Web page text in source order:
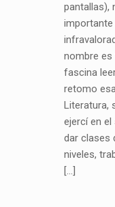
pantallas),
importante
nombre es
fascina
retomo
Literatura,
ejercí en
dar clases
niveles,
[…]